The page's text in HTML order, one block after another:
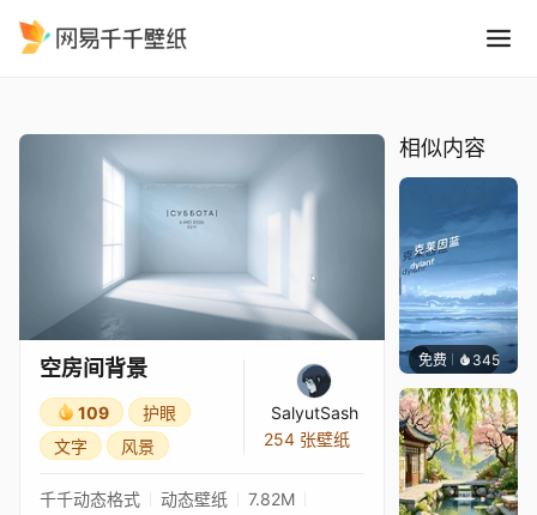
空房间背景
109
护眼
文字
风景
SalyutSash
254 张壁纸
千千动态格式 动态壁纸
7.82M
相似内容
免费 345冰茶Ln